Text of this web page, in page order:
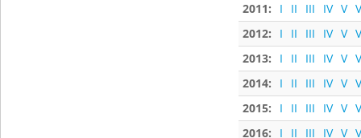
2011:
I II III IV V
2012:
I II III IV V
2013:
I II III IV V
2014:
I II III IV V
2015:
I II III IV V
2016:
I II III IV V